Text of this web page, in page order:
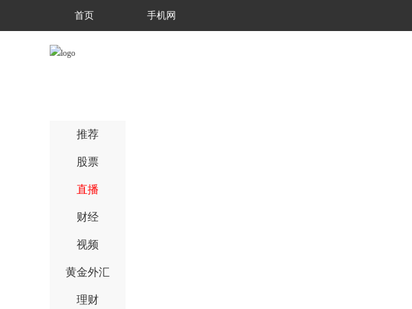
首页 手机网
推荐
股票
直播
财经
视频
黄金外汇
理财